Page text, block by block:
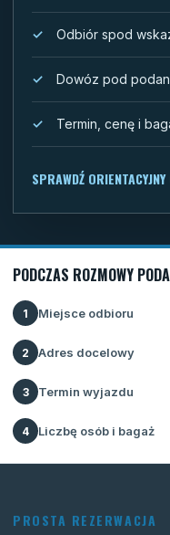
Odbiór spod
Dowóz pod
Termin, cenę i
SPRAWDŹ
PODCZAS ROZMOWY
1 Miejsce odbioru
2 Adres docelowy
3 Termin wyjazdu
4 Liczbę osób i bagaż
PROSTA REZERWACJA